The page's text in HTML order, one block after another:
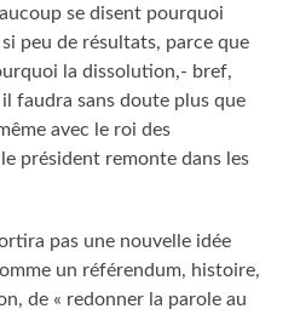
se disent pourquoi
peu de résultats, parce que
la dissolution,- bref,
faudra sans doute plus que
avec le roi des
président remonte dans les
pas une nouvelle idée
un référendum, histoire,
de « redonner la parole au